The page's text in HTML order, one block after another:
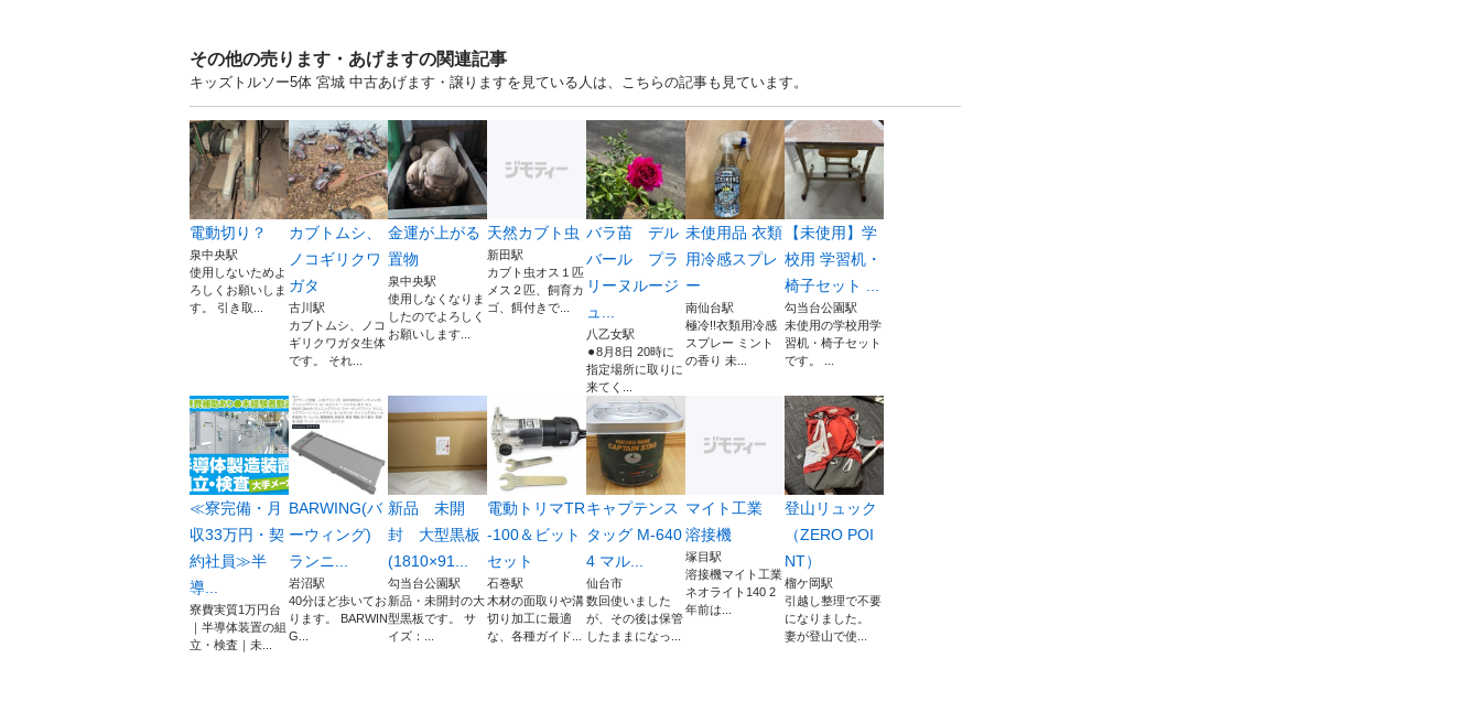
その他の売ります・あげますの関連記事
キッズトルソー5体 宮城 中古あげます・譲りますを見ている人は、こちらの記事も見ています。
電動切り？
泉中央駅
使用しないためよ
ろしくお願いしま
す。 引き取...
カブトムシ、
ノコギリクワ
ガタ
古川駅
カブトムシ、ノコ
ギリクワガタ生体
です。 それ...
金運が上がる
置物
泉中央駅
使用しなくなりま
したのでよろしく
お願いします...
天然カブト虫
新田駅
カブト虫オス１匹
メス２匹、飼育カ
ゴ、餌付きで...
バラ苗 デル
バール プラ
リーヌルージ
ュ...
八乙女駅
⚫︎8月8日 20時に
指定場所に取りに
来てく...
未使用品 衣類
用冷感スプレ
ー
南仙台駅
極冷!!衣類用冷感
スプレー ミント
の香り 未...
【未使用】学
校用 学習机・
椅子セット ...
勾当台公園駅
未使用の学校用学
習机・椅子セット
です。 ...
≪寮完備・月
収33万円・契
約社員≫半
導...
寮費実質1万円台
｜半導体装置の組
立・検査｜未...
BARWING(バ
ーウィング)
ランニ...
岩沼駅
40分ほど歩いてお
ります。 BARWIN
G...
新品 未開
封 大型黒板
(1810×91...
勾当台公園駅
新品・未開封の大
型黒板です。 サ
イズ：...
電動トリマTR
-100＆ビット
セット
石巻駅
木材の面取りや溝
切り加工に最適
な、各種ガイド...
キャプテンス
タッグ M-640
4 マル...
仙台市
数回使いました
が、その後は保管
したままになっ...
マイト工業
溶接機
塚目駅
溶接機マイト工業
ネオライト140 2
年前は...
登山リュック
（ZERO POI
NT）
榴ケ岡駅
引越し整理で不要
になりました。
妻が登山で使...